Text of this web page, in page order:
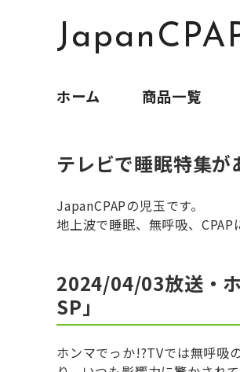
ホーム 商品一覧
テレビで睡眠特集が
JapanCPAPの児玉です。
地上波で睡眠、無呼吸、
2024/04/03放送・
SP」
ホンマでっか!?TVでは無呼吸